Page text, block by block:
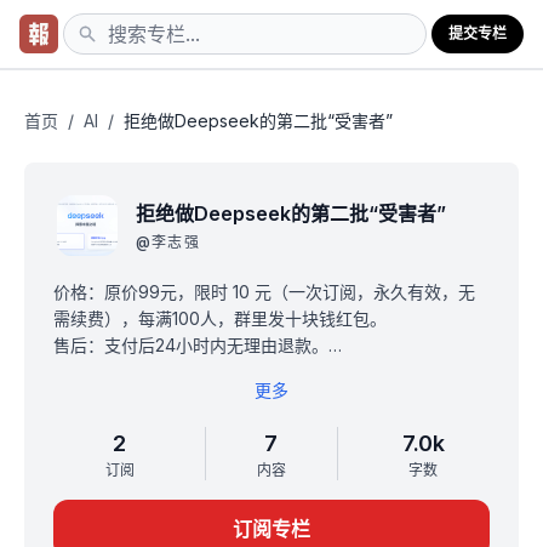
提交专栏
首页 / AI / 拒绝做Deepseek的第二批“受害者”
拒绝做Deepseek的第二批“受害者”
@李志强
价格：原价99元，限时 10 元（一次订阅，永久有效，无
需续费），每满100人，群里发十块钱红包。
售后：支付后24小时内无理由退款。
入专门的 deepseek 学习群，一起探索 de 实用新玩法
更多
2
订阅
7
内容
7.0k
字数
订阅专栏